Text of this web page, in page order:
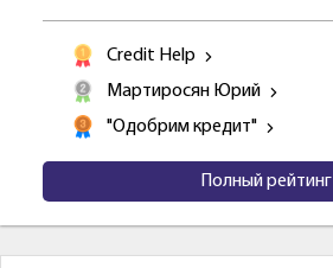
Credit Help
Мартиросян Юрий
"Одобрим кредит"
Полный рейтинг